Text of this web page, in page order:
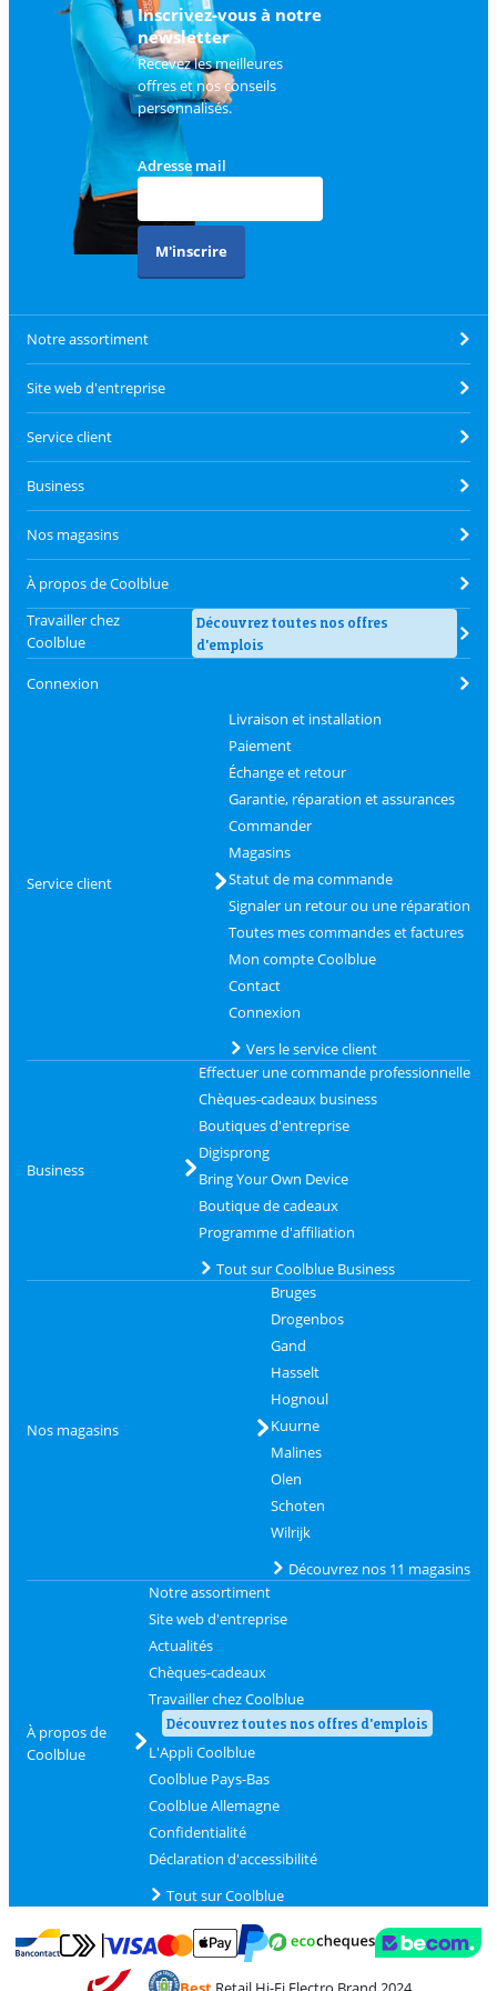
Inscrivez-vous à notre
newsletter
Recevez les meilleures
offres et nos conseils
personnalisés.
Adresse mail
M'inscrire
Notre assortiment
Site web d'entreprise
Service client
Business
Nos magasins
À propos de Coolblue
Travailler chez
Coolblue
Découvrez toutes nos offres
d'emplois
Connexion
Service client
Livraison et installation
Paiement
Échange et retour
Garantie, réparation et assurances
Commander
Magasins
Statut de ma commande
Signaler un retour ou une réparation
Toutes mes commandes et factures
Mon compte Coolblue
Contact
Connexion
Vers le service client
Business
Effectuer une commande professionnelle
Chèques-cadeaux business
Boutiques d'entreprise
Digisprong
Bring Your Own Device
Boutique de cadeaux
Programme d'affiliation
Tout sur Coolblue Business
Nos magasins
Bruges
Drogenbos
Gand
Hasselt
Hognoul
Kuurne
Malines
Olen
Schoten
Wilrijk
Découvrez nos 11 magasins
À propos de
Coolblue
Notre assortiment
Site web d'entreprise
Actualités
Chèques-cadeaux
Travailler chez Coolblue
Découvrez toutes nos offres d'emplois
L'Appli Coolblue
Coolblue Pays-Bas
Coolblue Allemagne
Confidentialité
Déclaration d'accessibilité
Tout sur Coolblue
Payer avec Bancontact
Payer avec MasterCard et Visa via ClickToPay
Payer avec PayPal